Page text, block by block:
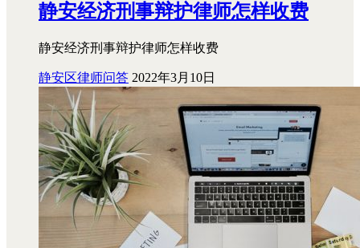
静安经济刑事辩护律师怎样收费
静安经济刑事辩护律师怎样收费
静安区律师问答 2022年3月10日